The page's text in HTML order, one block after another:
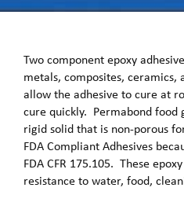
Two component epoxy
metals, composites, ceramics,
allow the adhesive to cure at
cure quickly. Permabond food
rigid solid that is non-porous
FDA Compliant Adhesives
FDA CFR 175.105. These
resistance to water, food,